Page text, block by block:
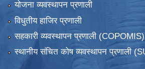
योजना व्यवस्थापन प्रणाली
विधुतीय हाजिर प्रणाली
सहकारी व्यवस्थापन प्रणाली (COPOMIS)
स्थानीय संचित कोष व्यवस्थापन प्रणाली